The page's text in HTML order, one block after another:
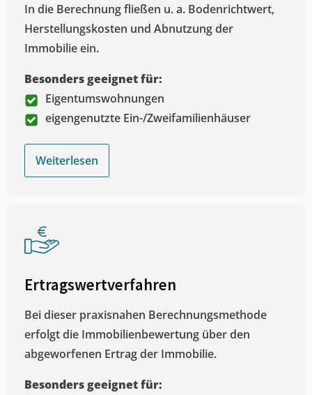
In die Berechnung fließen u. a. Bodenrichtwert,
Herstellungskosten und Abnutzung der
Immobilie ein.
Besonders geeignet für:
Eigentumswohnungen
eigengenutzte Ein-/Zweifamilienhäuser
Weiterlesen
Ertragswertverfahren
Bei dieser praxisnahen Berechnungsmethode
erfolgt die Immobilienbewertung über den
abgeworfenen Ertrag der Immobilie.
Besonders geeignet für: